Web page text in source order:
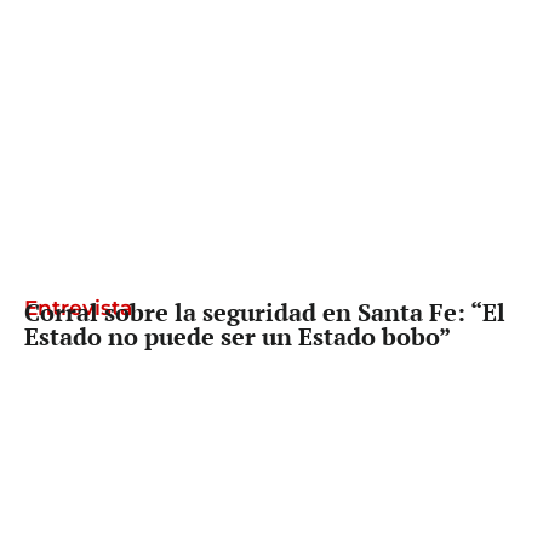
Entrevista
Corral sobre la seguridad en Santa Fe: “El
Estado no puede ser un Estado bobo”